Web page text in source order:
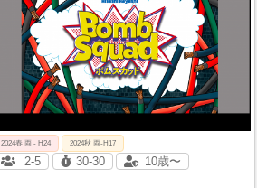
2024春 両 - H24 2024秋 両-H17
2-5 30-30 10歳〜